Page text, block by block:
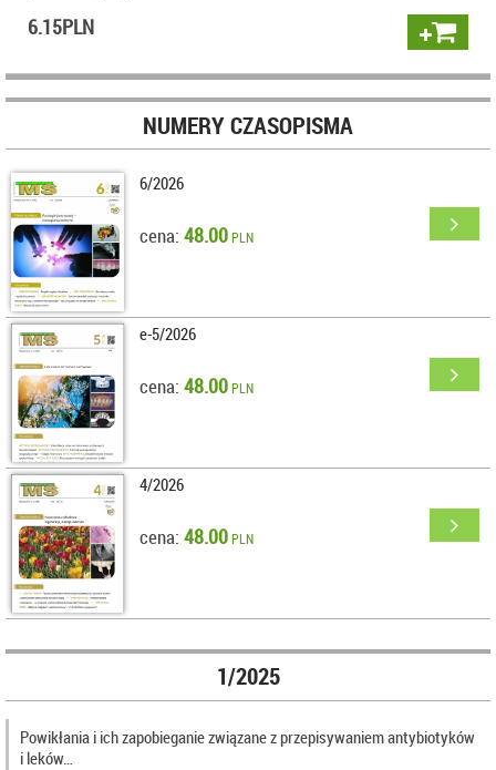
6.15PLN
NUMERY CZASOPISMA
6/2026
cena: 48.00PLN
e-5/2026
cena: 48.00PLN
4/2026
cena: 48.00PLN
1/2025
Powikłania i ich zapobieganie związane z przepisywaniem antybiotyków
i leków…